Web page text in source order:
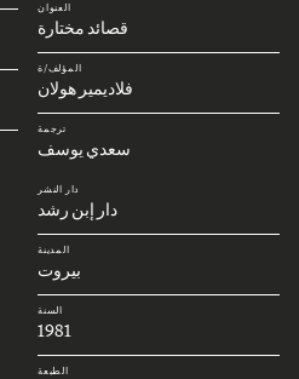
العنوان
قصائد مختارة
المؤلف/ة
فلاديمير هولان
ترجمة
سعدي يوسف
دار النشر
دار إبن رشد
المدينة
بيروت
السنة
1981
الطبعة